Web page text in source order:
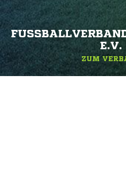
FUSSBALLVERBAND
.V.
ZUM